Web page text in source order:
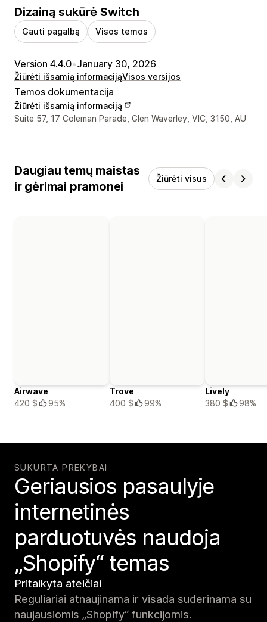
Dizainą sukūrė Switch
Gauti pagalbą Visos temos
Version 4.4.0•January 30, 2026
Žiūrėti išsamią informacijąVisos versijos
Temos dokumentacija
Žiūrėti išsamią informaciją
Kūrėjo kontaktiniai duomenys
Suite 57, 17 Coleman Parade, Glen Waverley, VIC, 3150, AU
Daugiau temų maistas
ir gėrimai pramonei
Žiūrėti visus
Airwave
420 $
95%
Trove
400 $
99%
Lively
380 $
98%
SUKURTA PREKYBAI
Geriausios pasaulyje
internetinės
parduotuvės naudoja
„Shopify“ temas
Pritaikyta ateičiai
Reguliariai atnaujinama ir visada suderinama su
naujausiomis „Shopify“ funkcijomis.